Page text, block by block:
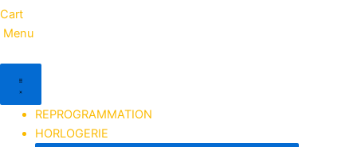
Cart
Menu
REPROGRAMMATION
HORLOGERIE